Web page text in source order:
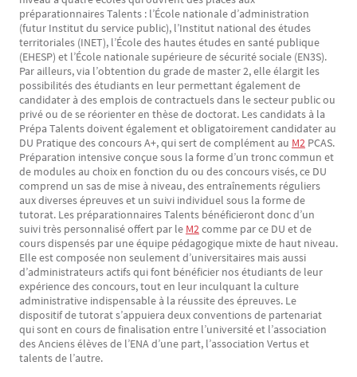
préparationnaires Talents : l’École nationale d’administration
(futur Institut du service public), l’Institut national des études
territoriales (INET), l’École des hautes études en santé publique
(EHESP) et l’École nationale supérieure de sécurité sociale (EN3S).
Par ailleurs, via l’obtention du grade de master 2, elle élargit les
possibilités des étudiants en leur permettant également de
candidater à des emplois de contractuels dans le secteur public ou
privé ou de se réorienter en thèse de doctorat. Les candidats à la
Prépa Talents doivent également et obligatoirement candidater au
DU Pratique des concours A+, qui sert de complément au M2 PCAS.
Préparation intensive conçue sous la forme d’un tronc commun et
de modules au choix en fonction du ou des concours visés, ce DU
comprend un sas de mise à niveau, des entraînements réguliers
aux diverses épreuves et un suivi individuel sous la forme de
tutorat. Les préparationnaires Talents bénéficieront donc d’un
suivi très personnalisé offert par le M2comme par ce DU et de
cours dispensés par une équipe pédagogique mixte de haut niveau.
Elle est composée non seulement d’universitaires mais aussi
d’administrateurs actifs qui font bénéficier nos étudiants de leur
expérience des concours, tout en leur inculquant la culture
administrative indispensable à la réussite des épreuves. Le
dispositif de tutorat s’appuiera deux conventions de partenariat
qui sont en cours de finalisation entre l’université et l’association
des Anciens élèves de l’ENA d’une part, l’association Vertus et
talents de l’autre.